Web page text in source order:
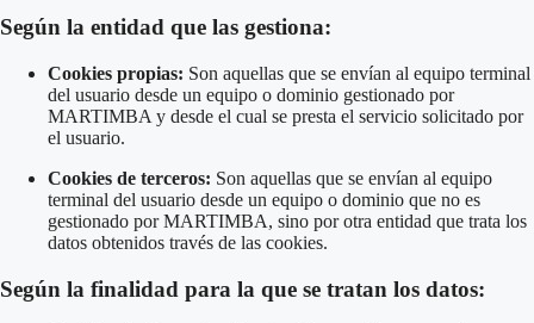
Según la entidad que las gestiona:
Cookies propias: Son aquellas que se envían al equipo terminal
del usuario desde un equipo o dominio gestionado por
MARTIMBA y desde el cual se presta el servicio solicitado por
el usuario.
Cookies de terceros: Son aquellas que se envían al equipo
terminal del usuario desde un equipo o dominio que no es
gestionado por MARTIMBA, sino por otra entidad que trata los
datos obtenidos través de las cookies.
Según la finalidad para la que se tratan los datos: